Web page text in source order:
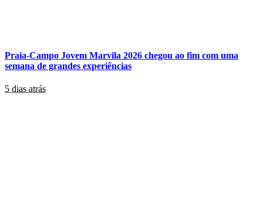
Praia-Campo Jovem Marvila 2026 chegou ao fim com uma
semana de grandes experiências
5 dias atrás